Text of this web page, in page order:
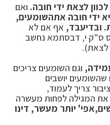
לצאת ידי חובה. ואם
ידי חובה אתהשומעים,
ובדיעבד, אף אם לא
ס ס"ק י, דבסתמא נחשב
לצאת).
וגם השומעים צריכים
יושבים
צריך לעמוד,
את המגילה לפחות מעשרה
אפי' יותר מעשר, דינו